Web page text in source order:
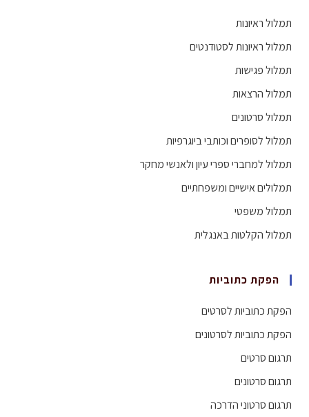
תמלול ראיונות
תמלול ראיונות לסטודנטים
תמלול פגישות
תמלול הרצאות
תמלול סרטונים
תמלול לסופרים וכותבי ביוגרפיות
תמלול למחברי ספרי עיון ולאנשי מחקר
תמלולים אישיים ומשפחתיים
תמלול משפטי
תמלול הקלטות באנגלית
הפקת כתוביות
הפקת כתוביות לסרטים
הפקת כתוביות לסרטונים
תרגום סרטים
תרגום סרטונים
תרגום סרטוני הדרכה